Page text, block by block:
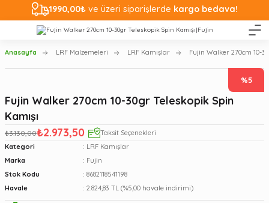
1990,00₺ ve üzeri siparişlerde kargo bedava!
Anasayfa LRF Malzemeleri LRF Kamışlar Fujin Walker 270cm 10-
%5
Fujin Walker 270cm 10-30gr Teleskopik Spin
Kamışı
₺3.130,00₺2.973,50
Taksit Seçenekleri
Kategori
LRF Kamışlar
Marka
Fujin
Stok Kodu
8682118541198
Havale
2.824,83 TL (%5,00 havale indirimi)